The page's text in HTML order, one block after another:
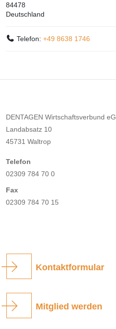
84478
Deutschland
Telefon:+49 8638 1746
DENTAGEN Wirtschaftsverbund eG
Landabsatz 10
45731 Waltrop
Telefon
02309 784 70 0
Fax
02309 784 70 15
Kontaktformular
Mitglied werden